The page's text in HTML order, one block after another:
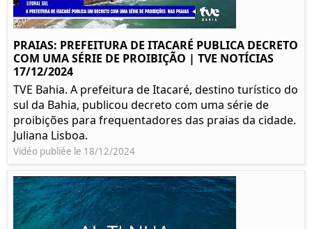
PRAIAS: PREFEITURA DE ITACARÉ PUBLICA DECRETO
COM UMA SÉRIE DE PROIBIÇÃO | TVE NOTÍCIAS
17/12/2024
TVE Bahia. A prefeitura de Itacaré, destino turístico do
sul da Bahia, publicou decreto com uma série de
proibições para frequentadores das praias da cidade.
Juliana Lisboa.
Vidéo publiée le 18/12/2024